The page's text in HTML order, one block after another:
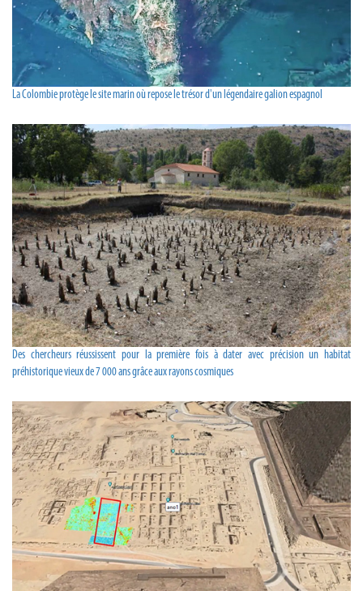
La Colombie protège le site marin où repose le trésor d'un légendaire galion espagnol
Des chercheurs réussissent pour la première fois à dater avec précision un habitat
préhistorique vieux de 7 000 ans grâce aux rayons cosmiques